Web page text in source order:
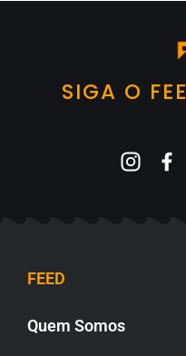
SIGA O
FEED
Quem Somos